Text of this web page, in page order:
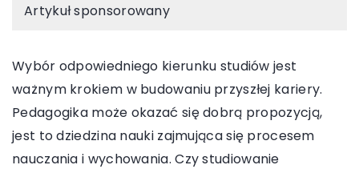
Artykuł sponsorowany
Wybór odpowiedniego kierunku studiów jest
ważnym krokiem w budowaniu przyszłej kariery.
Pedagogika może okazać się dobrą propozycją,
jest to dziedzina nauki zajmująca się procesem
nauczania i wychowania. Czy studiowanie